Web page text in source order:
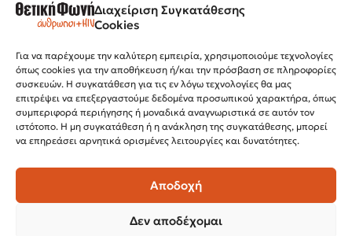
Διαχείριση Συγκατάθεσης
Cookies
Για να παρέχουμε την καλύτερη εμπειρία, χρησιμοποιούμε τεχνολογίες
όπως cookies για την αποθήκευση ή/και την πρόσβαση σε πληροφορίες
συσκευών. Η συγκατάθεση για τις εν λόγω τεχνολογίες θα μας
επιτρέψει να επεξεργαστούμε δεδομένα προσωπικού χαρακτήρα, όπως
συμπεριφορά περιήγησης ή μοναδικά αναγνωριστικά σε αυτόν τον
ιστότοπο. Η μη συγκατάθεση ή η ανάκληση της συγκατάθεσης, μπορεί
να επηρεάσει αρνητικά ορισμένες λειτουργίες και δυνατότητες.
Αποδοχή
Δεν αποδέχομαι
Τηλέφωνο: 2315 525 020
Fax: 210 32 15 644
Εγνατίας 112, 3ος όροφος, 54622,
Θεσσαλονίκη
Ώρες λειτουργίας:
Δευτέρα – Παρασκευή, 10:00 –14:00